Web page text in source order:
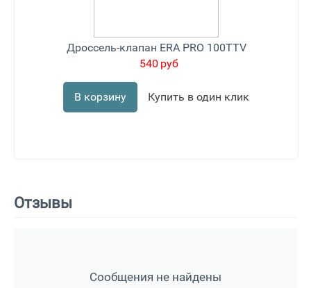
Дроссель-клапан ERA PRO 100TTV
540 руб
В корзину Купить в один клик
Отзывы
Сообщения не найдены